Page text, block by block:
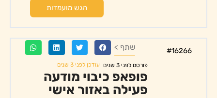
הגש מועמדות
#16266 שתף >
פורסם לפני 3 שנים עודכן לפני 3 שנים
פופאפ כיבוי מודעה
פעילה באזור אישי